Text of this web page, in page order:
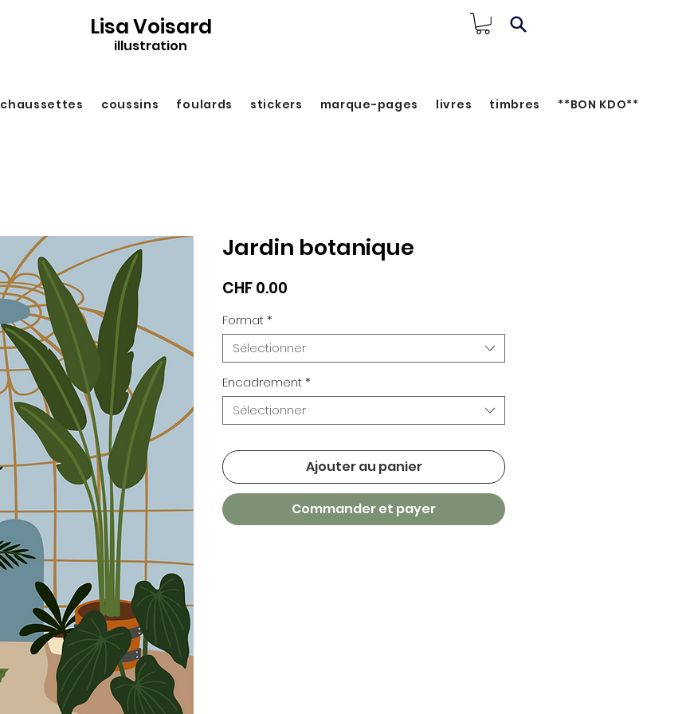
Lisa Voisard
illustration
chaussettes coussins foulards stickers marque-pages livres timbres **BON KDO**
Jardin botanique
CHF 0.00
Format*
Sélectionner
Encadrement*
Sélectionner
Ajouter au panier
Commander et payer